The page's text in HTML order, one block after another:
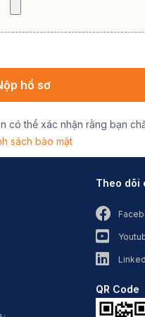
có thể xác nhận rằng bạn
sách bảo mật
Theo dõi
QR Code